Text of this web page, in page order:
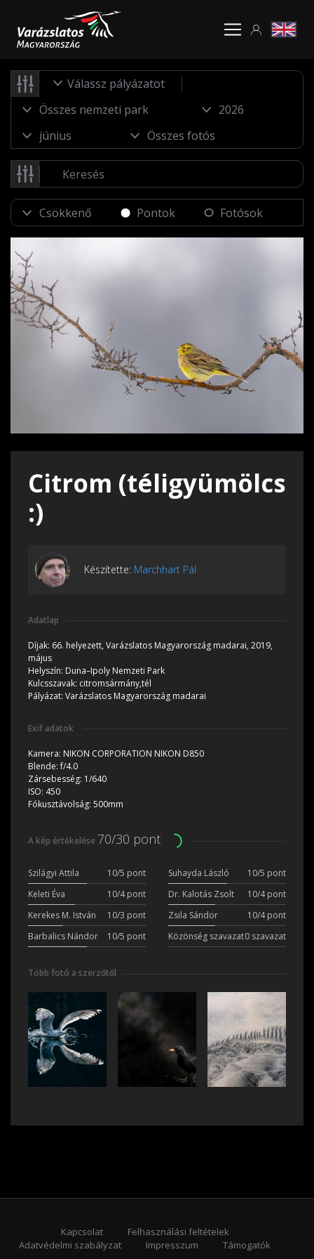
Válassz pályázatot
Pontok Fotósok
Citrom (téligyümölcs
:)
Készítette: Marchhart Pál
Adatlap
Díjak: 66. helyezett, Varázslatos Magyarország madarai, 2019,
május
Helyszín: Duna–Ipoly Nemzeti Park
Kulcsszavak: citromsármány,tél
Pályázat: Varázslatos Magyarország madarai
Exif adatok
Kamera: NIKON CORPORATION NIKON D850
Blende:f/4.0
Zársebesség: 1/640
ISO: 450
Fókusztávolság: 500mm
A kép értékelése 70/30 pont
Szilágyi Attila 10/5 pont Suhayda László
10/5 pont
Keleti Éva
10/4 pont Dr. Kalotás Zsolt
10/4 pont
Kerekes M. István
10/3 pont Zsila Sándor
10/4 pont
Barbalics Nándor
10/5 pont Közönség szavazat0 szavazat
Több fotó a szerzőtől
Kapcsolat
Felhasználási feltételek
Adatvédelmi szabályzat
Impresszum Támogatók